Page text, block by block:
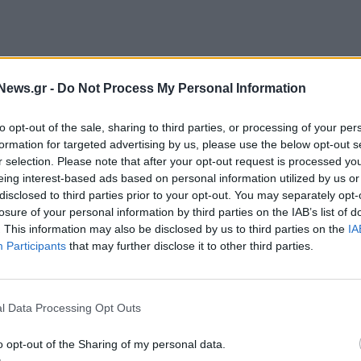
- Do Not Process My Personal Information
opt-out of the sale, sharing to third parties, or processing of your
for targeted advertising by us, please use the below opt-out
selection. Please note that after your opt-out request is processed
interest-based ads based on personal information utilized by us
to third parties prior to your opt-out. You may separately
of your personal information by third parties on the IAB’s list of
This information may also be disclosed by us to third parties on the
Participants that may further disclose it to other third parties.
Data Processing Opt Outs
opt-out of the Sharing of my personal data.
από αύριο , Κυριακή 17 Μαΐου, οι σταθμοί
για τις ημέρες Κυριακή ως Πέμπτη θα
από την καθορισμένη λήξη κυκλοφορίας. Ο
Γραμμή 1 (ΗΣΑΠ) Κηφισιά – Πειραιάς.
των εργασιών θα διεξάγεται μεταξύ των
– Ελληνικό».
των σταθμών, θα αναχωρούν: